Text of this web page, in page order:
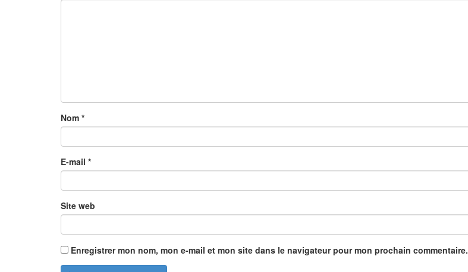
Nom *
E-mail *
Site web
Enregistrer mon nom, mon e-mail et mon site dans le navigateur pour mon prochain commentaire.